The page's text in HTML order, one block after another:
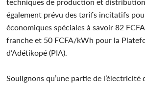
également prévu des tarifs incitatifs
économiques spéciales à savoir 82
franche et 50 FCFA/kWh pour la
d’Adétikopé (PIA).
Soulignons qu’une partie de